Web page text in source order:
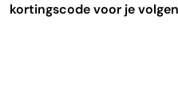
kortingscode voor je